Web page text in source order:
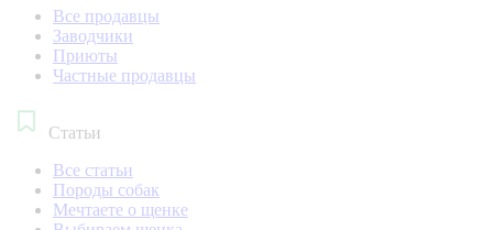
Все продавцы
Заводчики
Приюты
Частные продавцы
Статьи
Все статьи
Породы собак
Мечтаете о щенке